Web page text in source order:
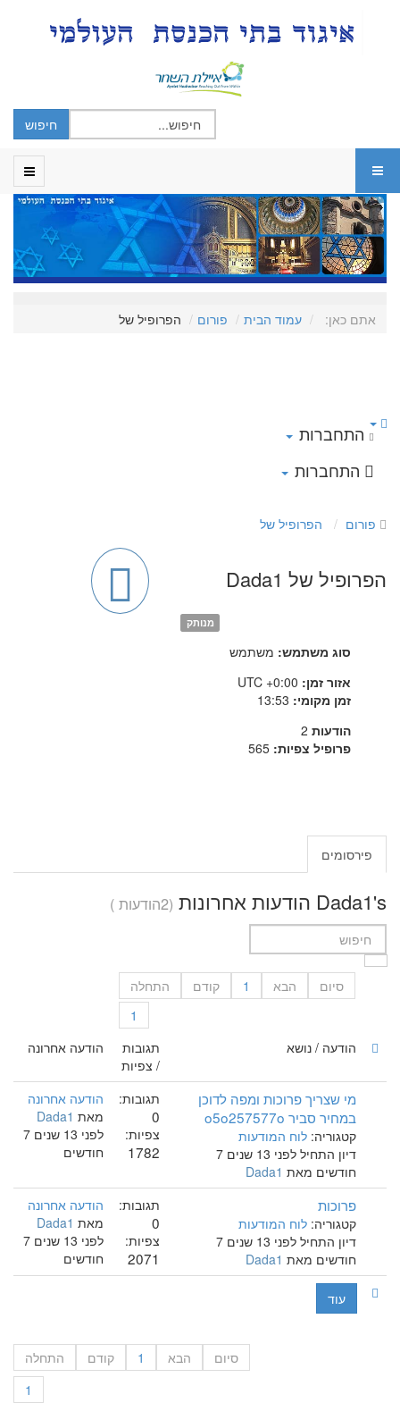
אתם כאן: עמוד הבית פורום הפרופיל של
התחברות
התחברות
פורום הפרופיל של
הפרופיל של Dada1
מנותק
סוג משתמש: משתמש
אזור זמן: UTC +0:00
זמן מקומי: 13:53
הודעות 2
פרופיל צפיות: 565
פירסומים
Dada1's הודעות אחרונות (2הודעות )
התחלה קודם 1 הבא
סיום
1
הודעה / נושא
תגובות
/ צפיות
הודעה אחרונה
עוד
מי שצריך פרוכות ומפה לדוכן
במחיר סביר o5o257577o
קטגוריה: לוח המודעות
דיון התחיל לפני 13 שנים 7
חודשים מאת Dada1
תגובות:
0
צפיות:
1782
הודעה אחרונה
מאת Dada1
לפני 13 שנים 7
חודשים
פרוכות
קטגוריה: לוח המודעות
דיון התחיל לפני 13 שנים 7
חודשים מאת Dada1
תגובות:
0
צפיות:
2071
הודעה אחרונה
מאת Dada1
לפני 13 שנים 7
חודשים
התחלה קודם 1 הבא
סיום
1